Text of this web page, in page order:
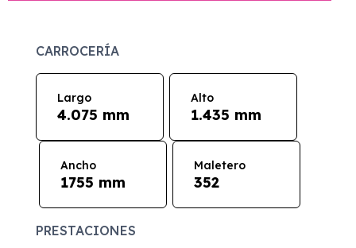
CARROCERÍA
Largo
4.075 mm
Alto
1.435 mm
Ancho
1755 mm
Maletero
352
PRESTACIONES